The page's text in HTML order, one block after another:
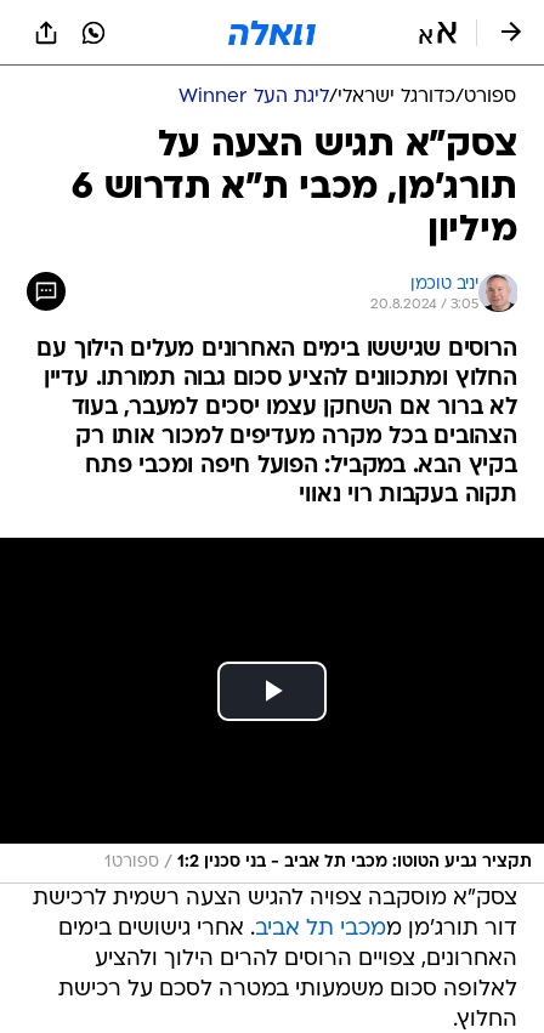
ספורט/כדורגל ישראלי/ליגת העל Winner
צסק"א תגיש הצעה על
תורג'מן, מכבי ת"א תדרוש 6
מיליון
יניב טוכמן
20.8.2024 / 3:05
הרוסים שגיששו בימים האחרונים מעלים הילוך עם
החלוץ ומתכוונים להציע סכום גבוה תמורתו. עדיין
לא ברור אם השחקן עצמו יסכים למעבר, בעוד
הצהובים בכל מקרה מעדיפים למכור אותו רק
בקיץ הבא. במקביל: הפועל חיפה ומכבי פתח
תקוה בעקבות רוי נאווי
תקציר גביע הטוטו: מכבי תל אביב - בני סכנין 1:2 / ספורט1
צסק"א מוסקבה צפויה להגיש הצעה רשמית לרכישת
דור תורג'מן ממכבי תל אביב. אחרי גישושים בימים
האחרונים, צפויים הרוסים להרים הילוך ולהציע
לאלופה סכום משמעותי במטרה לסכם על רכישת
החלוץ.